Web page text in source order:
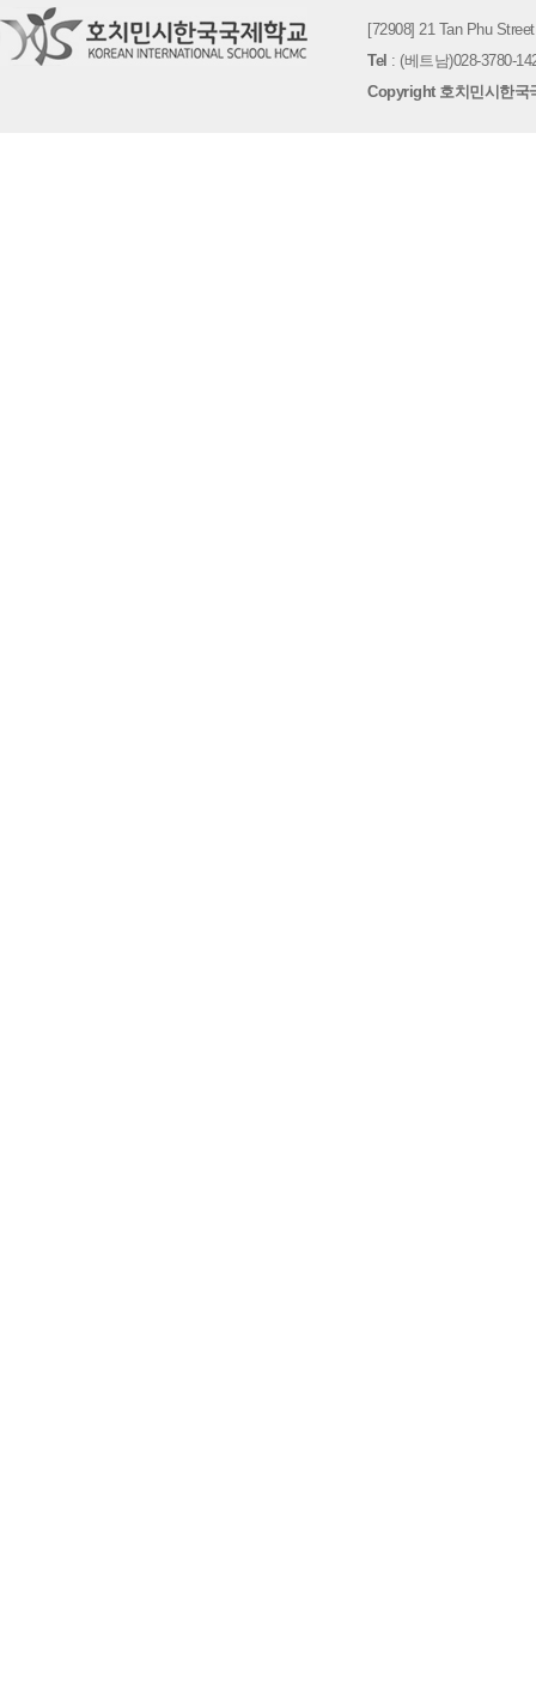
[72908] 21 Tan Phu
Tel : (베트남)028-3780-
Copyright 호치민시한국